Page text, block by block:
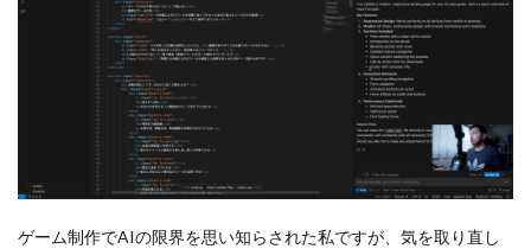
ゲーム制作でAIの限界を思い知らされた私ですが、気を取り直し